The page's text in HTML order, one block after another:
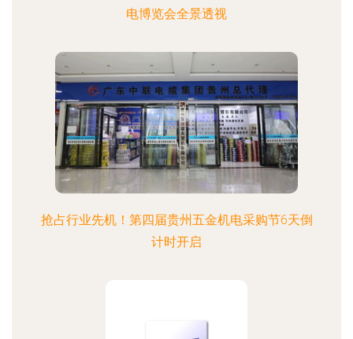
电博览会全景透视
抢占行业先机！第四届贵州五金机电采购节6天倒
计时开启